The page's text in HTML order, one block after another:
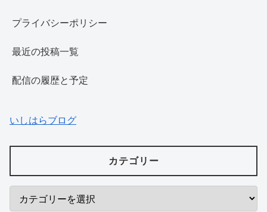
プライバシーポリシー
最近の投稿一覧
配信の履歴と予定
いしはらブログ
カテゴリー